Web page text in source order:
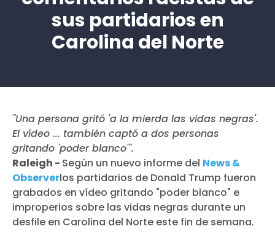
sus partidarios en
Carolina del Norte
"Una persona gritó 'a la mierda las vidas negras'.
El vídeo ... también captó a dos personas
gritando 'poder blanco'".
Raleigh - Según un nuevo informe del News &
Observerlos partidarios de Donald Trump fueron
grabados en vídeo gritando "poder blanco" e
improperios sobre las vidas negras durante un
desfile en Carolina del Norte este fin de semana.